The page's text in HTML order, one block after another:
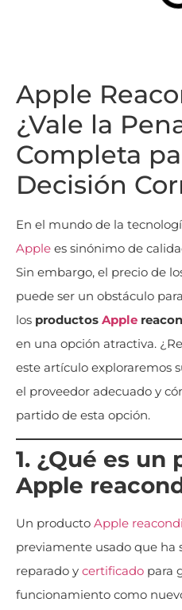
Apple
¿Vale la
Completa
Decisión
En el mundo de la
Apple es sinónimo de
Sin embargo, el precio de
puede ser un obstáculo
los productos Apple
en una opción atractiva.
este artículo exploraremos
el proveedor adecuado y
partido de esta opción.
1. ¿Qué es un
Apple
Un producto Apple
previamente usado que ha
reparado y certificado para
funcionamiento como